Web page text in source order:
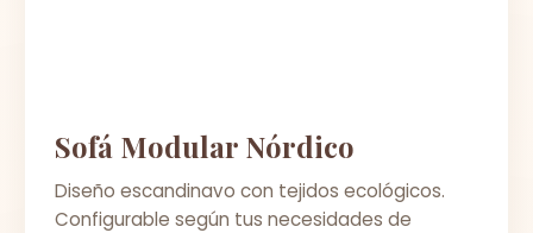
Sofá Modular Nórdico
Diseño escandinavo con tejidos ecológicos.
Configurable según tus necesidades de